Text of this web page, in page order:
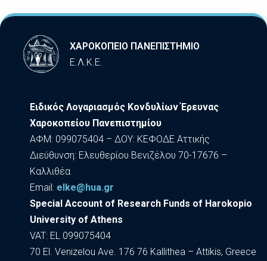
ΧΑΡΟΚΟΠΕΙΟ ΠΑΝΕΠΙΣΤΗΜΙΟ
Ε.Λ.Κ.Ε.
Ειδικός Λογαριασμός Κονδυλίων Έρευνας
Χαροκοπείου Πανεπιστημίου
ΑΦΜ: 099075404 – ΔΟΥ: ΚΕΦΟΔΕ Αττικής
Διεύθυνση: Ελευθερίου Βενιζέλου 70-17676 –
Καλλιθέα
Εmail: elke@hua.gr
Special Account of Research Funds of Harokopio
University of Athens
VAT: EL 099075404
70 El. Venizelou Ave. 176 76 Kallithea – Attikis, Greece